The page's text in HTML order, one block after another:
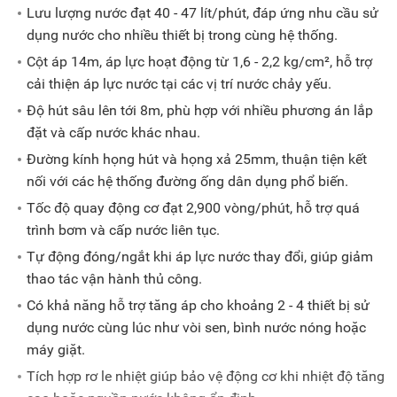
Lưu lượng nước đạt 40 - 47 lít/phút, đáp ứng nhu cầu sử
dụng nước cho nhiều thiết bị trong cùng hệ thống.
Cột áp 14m, áp lực hoạt động từ 1,6 - 2,2 kg/cm², hỗ trợ
cải thiện áp lực nước tại các vị trí nước chảy yếu.
Độ hút sâu lên tới 8m, phù hợp với nhiều phương án lắp
đặt và cấp nước khác nhau.
Đường kính họng hút và họng xả 25mm, thuận tiện kết
nối với các hệ thống đường ống dân dụng phổ biến.
Tốc độ quay động cơ đạt 2,900 vòng/phút, hỗ trợ quá
trình bơm và cấp nước liên tục.
Tự động đóng/ngắt khi áp lực nước thay đổi, giúp giảm
thao tác vận hành thủ công.
Có khả năng hỗ trợ tăng áp cho khoảng 2 - 4 thiết bị sử
dụng nước cùng lúc như vòi sen, bình nước nóng hoặc
máy giặt.
Tích hợp rơ le nhiệt giúp bảo vệ động cơ khi nhiệt độ tăng